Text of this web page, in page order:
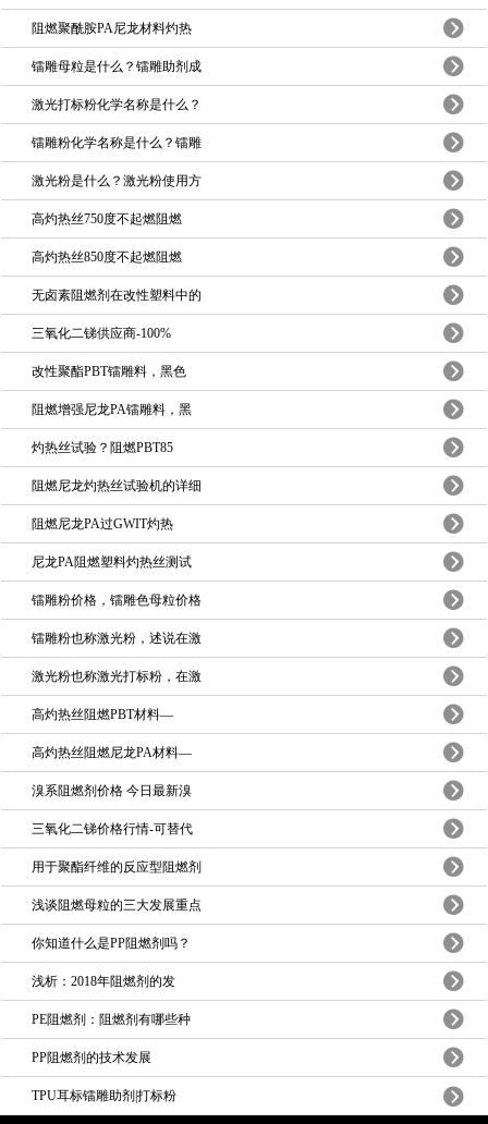
阻燃聚酰胺PA尼龙材料灼热
镭雕母粒是什么？镭雕助剂成
激光打标粉化学名称是什么？
镭雕粉化学名称是什么？镭雕
激光粉是什么？激光粉使用方
高灼热丝750度不起燃阻燃
高灼热丝850度不起燃阻燃
无卤素阻燃剂在改性塑料中的
三氧化二锑供应商-100%
改性聚酯PBT镭雕料，黑色
阻燃增强尼龙PA镭雕料，黑
灼热丝试验？阻燃PBT85
阻燃尼龙灼热丝试验机的详细
阻燃尼龙PA过GWIT灼热
尼龙PA阻燃塑料灼热丝测试
镭雕粉价格，镭雕色母粒价格
镭雕粉也称激光粉，述说在激
激光粉也称激光打标粉，在激
高灼热丝阻燃PBT材料—
高灼热丝阻燃尼龙PA材料—
溴系阻燃剂价格 今日最新溴
三氧化二锑价格行情-可替代
用于聚酯纤维的反应型阻燃剂
浅谈阻燃母粒的三大发展重点
你知道什么是PP阻燃剂吗？
浅析：2018年阻燃剂的发
PE阻燃剂：阻燃剂有哪些种
PP阻燃剂的技术发展
TPU耳标镭雕助剂|打标粉